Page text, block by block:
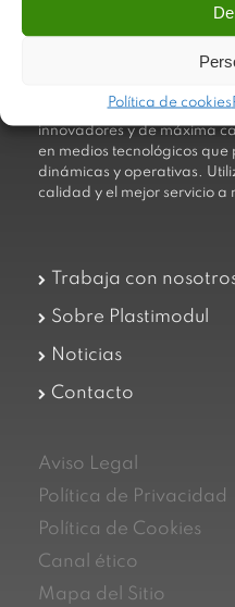
Política de cookies
Plastimodul tiene como
innovadores y de máxima
en medios tecnológicos
dinámicas y operativas.
calidad y el mejor servicio a
Trabaja con
Sobre Plastimodul
Noticias
Contacto
Aviso Legal
Política de Privacidad
Política de Cookies
Canal ético
Mapa del Sitio